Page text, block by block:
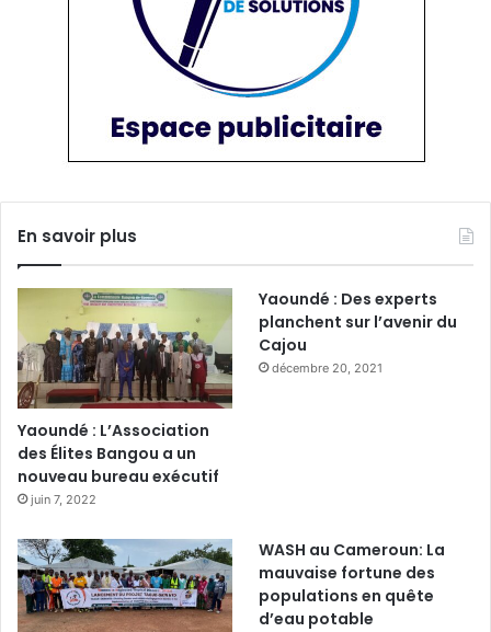
En savoir plus
Yaoundé : L’Association
des Élites Bangou a un
nouveau bureau exécutif
juin 7, 2022
Yaoundé : Des experts
planchent sur l’avenir du
Cajou
décembre 20, 2021
WASH au Cameroun: La
mauvaise fortune des
populations en quête
d’eau potable